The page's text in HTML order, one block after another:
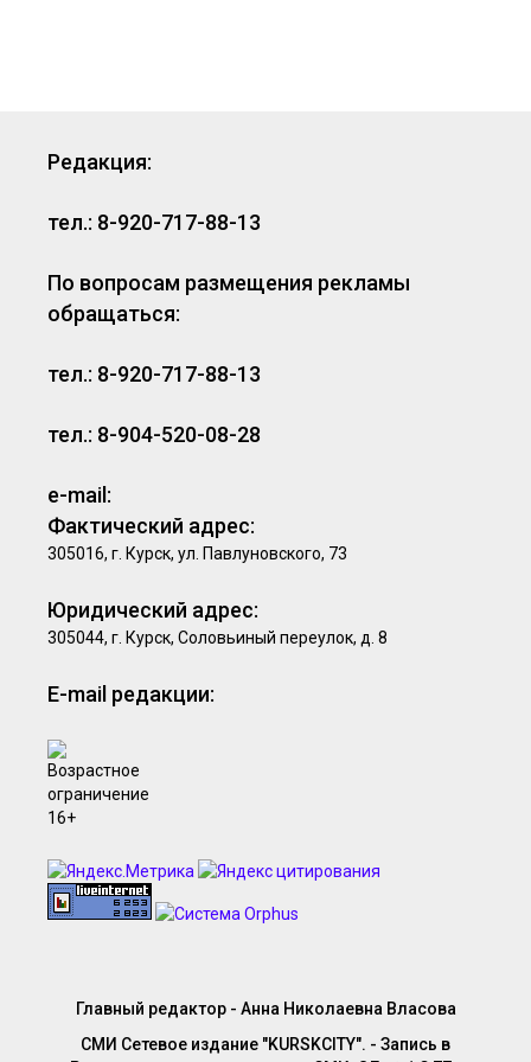
Редакция:
тел.: 8-920-717-88-13
По вопросам размещения рекламы
обращаться:
тел.: 8-920-717-88-13
тел.: 8-904-520-08-28
e-mail:
Фактический адрес:
305016, г. Курск, ул. Павлуновского, 73
Юридический адрес:
305044, г. Курск, Соловьиный переулок, д. 8
E-mail редакции:
Главный редактор - Анна Николаевна Власова
СМИ Сетевое издание "KURSKCITY". - Запись в